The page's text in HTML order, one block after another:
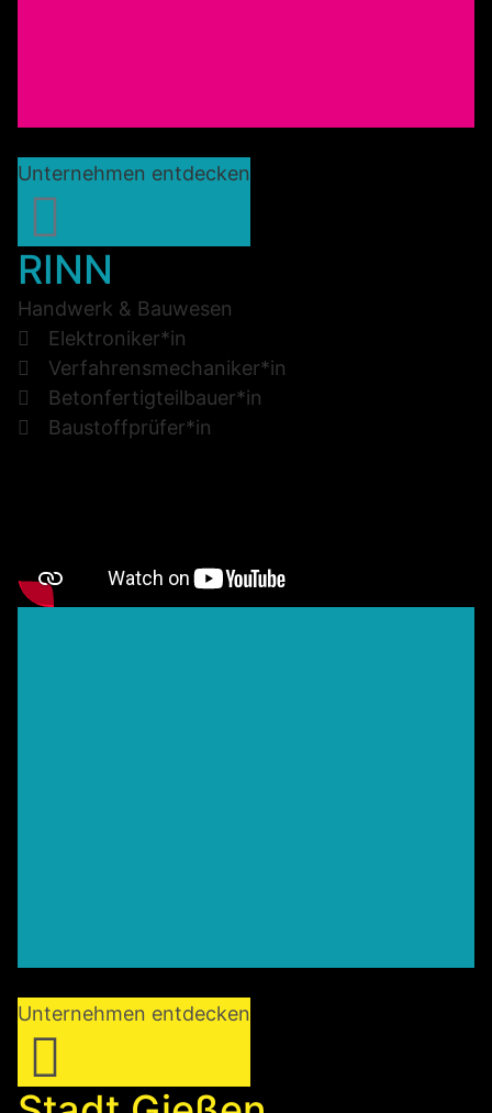
Unternehmen entdecken
RINN
Handwerk & Bauwesen
Elektroniker*in
Verfahrensmechaniker*in
Betonfertigteilbauer*in
Baustoffprüfer*in
Unternehmen entdecken